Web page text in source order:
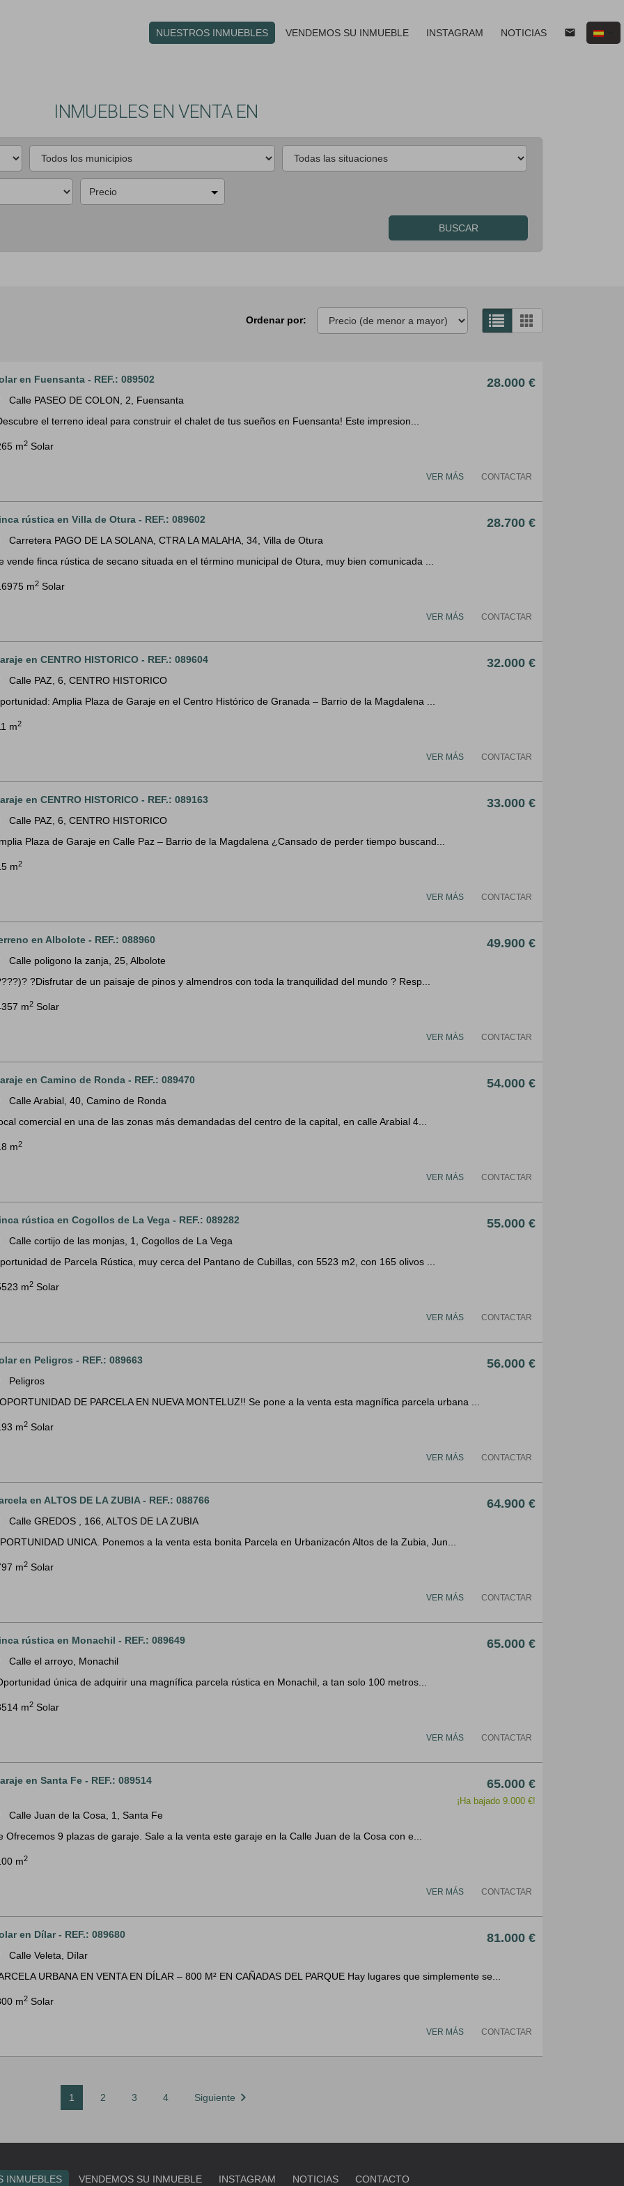
NUESTROS INMUEBLES VENDEMOS SU INMUEBLE INSTAGRAM NOTICIAS email
INMUEBLES EN VENTA EN
Precio
BUSCAR
Ordenar por:
en Fuensanta - REF.: 089502 28.000 €
Calle PASEO DE COLON, 2, Fuensanta
el terreno ideal para construir el chalet de tus sueños en Fuensanta! Este impresion...
m2 Solar
CONTACTAR
VER MÁS
rústica en Villa de Otura - REF.: 089602 28.700 €
Carretera PAGO DE LA SOLANA, CTRA LA MALAHA, 34, Villa de Otura
vende finca rústica de secano situada en el término municipal de Otura, muy bien comunicada ...
m2 Solar
CONTACTAR
VER MÁS
en CENTRO HISTORICO - REF.: 089604 32.000 €
Calle PAZ, 6, CENTRO HISTORICO
Amplia Plaza de Garaje en el Centro Histórico de Granada – Barrio de la Magdalena ...
m2
CONTACTAR
VER MÁS
en CENTRO HISTORICO - REF.: 089163 33.000 €
Calle PAZ, 6, CENTRO HISTORICO
Plaza de Garaje en Calle Paz – Barrio de la Magdalena ¿Cansado de perder tiempo buscand...
m2
CONTACTAR
VER MÁS
en Albolote - REF.: 088960 49.900 €
Calle poligono la zanja, 25, Albolote
?Disfrutar de un paisaje de pinos y almendros con toda la tranquilidad del mundo ? Resp...
m2 Solar
CONTACTAR
VER MÁS
en Camino de Ronda - REF.: 089470 54.000 €
Calle Arabial, 40, Camino de Ronda
comercial en una de las zonas más demandadas del centro de la capital, en calle Arabial 4...
m2
CONTACTAR
VER MÁS
rústica en Cogollos de La Vega - REF.: 089282 55.000 €
Calle cortijo de las monjas, 1, Cogollos de La Vega
de Parcela Rústica, muy cerca del Pantano de Cubillas, con 5523 m2, con 165 olivos ...
m2 Solar
CONTACTAR
VER MÁS
en Peligros - REF.: 089663 56.000 €
Peligros
DE PARCELA EN NUEVA MONTELUZ!! Se pone a la venta esta magnífica parcela urbana ...
m2 Solar
CONTACTAR
VER MÁS
en ALTOS DE LA ZUBIA - REF.: 088766 64.900 €
Calle GREDOS , 166, ALTOS DE LA ZUBIA
UNICA. Ponemos a la venta esta bonita Parcela en Urbanizacón Altos de la Zubia, Jun...
m2 Solar
CONTACTAR
VER MÁS
rústica en Monachil - REF.: 089649 65.000 €
Calle el arroyo, Monachil
única de adquirir una magnífica parcela rústica en Monachil, a tan solo 100 metros...
m2 Solar
CONTACTAR
VER MÁS
en Santa Fe - REF.: 089514 65.000 €
¡Ha bajado 9.000 €!
Calle Juan de la Cosa, 1, Santa Fe
Ofrecemos 9 plazas de garaje. Sale a la venta este garaje en la Calle Juan de la Cosa con e...
m2
CONTACTAR
VER MÁS
en Dílar - REF.: 089680 81.000 €
Calle Veleta, Dílar
URBANA EN VENTA EN DÍLAR – 800 M² EN CAÑADAS DEL PARQUE Hay lugares que simplemente se...
m2 Solar
CONTACTAR
VER MÁS
1 2 3 4 Siguiente chevron_right
INMUEBLES VENDEMOS SU INMUEBLE INSTAGRAM NOTICIAS CONTACTO